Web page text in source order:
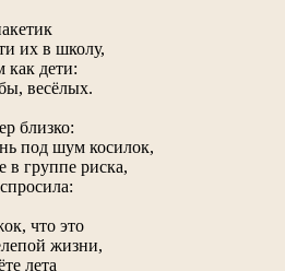
их в школу,
как дети:
весёлых.
близко:
под шум косилок,
в группе риска,
что это
жизни,
лета